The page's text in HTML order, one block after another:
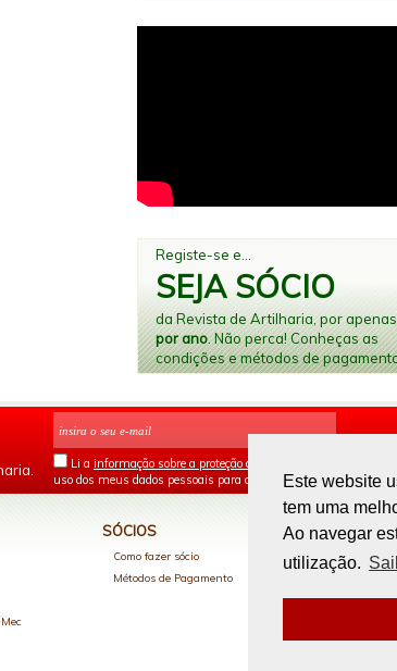
Este website
tem uma
Ao navegar
utilização.
Registe-se e...
SEJA SÓCIO
da Revista de Artilharia, por apenas
por ano. Não perca! Conheças as
condições e métodos de
Li a informação sobre a proteção de dados
uso dos meus dados pessoais para os fins mencionados.
SÓCIOS
Como fazer sócio
Métodos de Pagamento